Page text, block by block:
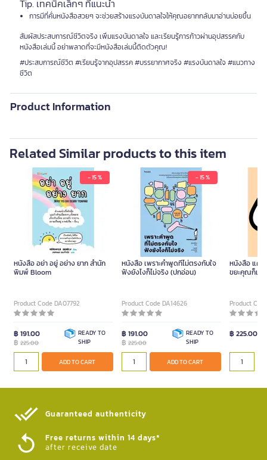
Tip. เทคนิคเล็กๆ ที่แนะนำ
การมีที่คั่นหนังสือสวยๆ จะช่วยสร้างแรงบันดาลใจให้คุณอยากกลับมาอ่านบ่อยขึ้น
สัมผัสประสบการณ์ชีวิตจริง เพิ่มแรงบันดาลใจ และเรียนรู้การก้าวผ่านอุปสรรคกับ
หนังสือเล่มนี้ อย่าพลาดที่จะมีหนังสือเล่มนี้ติดตัวคุณ!
#ประสบการณ์ชีวิต #เรียนรู้จากอุปสรรค #บรรยากาศจริง #แรงบันดาลใจ #แนวทาง
ชีวิต
Product Information
Related Similar products to this item
- 15 %
หนังสือ อย่า อยู่ อย่าง ยาก สำนัก
พิมพ์ Bloom
Product Code DA07792
฿ 191.00
฿ 225.00
READY TO
SHIP
ADD TO CART
- 15 %
หนังสือ เพราะคำพูดที่ไม่ตรงกับใจ
ฟังยังไงก็ไม่จริง (ปกอ่อน)
Product Code DA14626
฿ 191.00
฿ 225.00
READY TO
SHIP
ADD TO CART
หนังสือ แค่
ขยะคุณก็เป
Product
฿ 225.00
Guaranteed authenticity​
Free returns within 14 days*
after receive date